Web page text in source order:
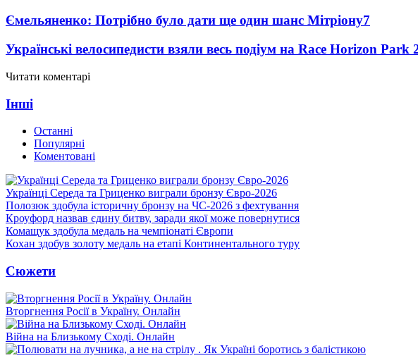
Ємельяненко: Потрібно було дати ще один шанс Мітріону7
Українські велосипедисти взяли весь подіум на Race Horizon Park
Читати коментарі
Інші
Останні
Популярні
Коментовані
Українці Середа та Гриценко виграли бронзу Євро-2026
Полозюк здобула історичну бронзу на ЧС-2026 з фехтування
Кроуфорд назвав єдину битву, заради якої може повернутися
Комащук здобула медаль на чемпіонаті Європи
Кохан здобув золоту медаль на етапі Континентального туру
Сюжети
Вторгнення Росії в Україну. Онлайн
Війна на Близькому Сході. Онлайн